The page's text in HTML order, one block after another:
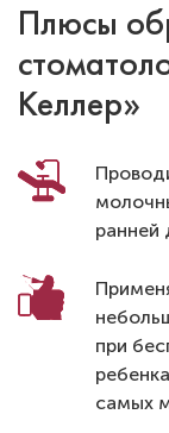
Плюсы
Келлер»
ранней
при
самых